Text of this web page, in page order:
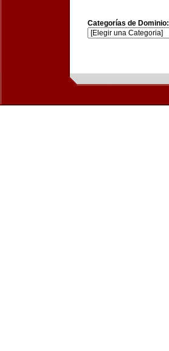
Categorías de Dominio: